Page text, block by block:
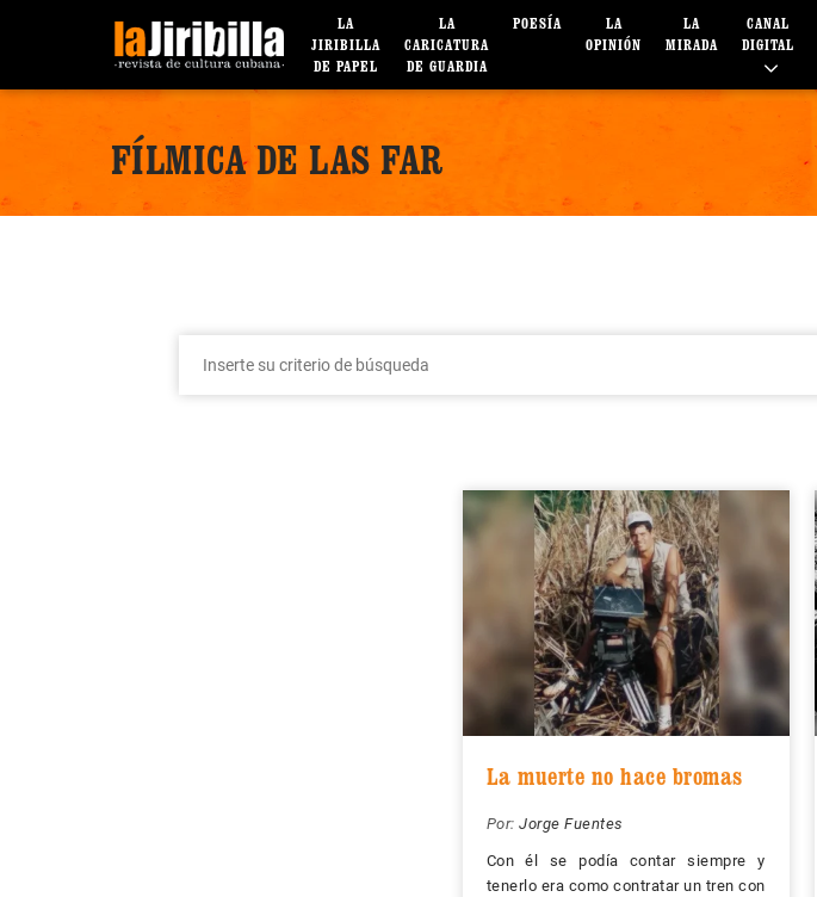
LA
JIRIBILLA
DE PAPEL
LA
CARICATURA
DE GUARDIA
POESÍA
LA
OPINIÓN
LA
MIRADA
CANAL
DIGITAL
FÍLMICA DE LAS FAR
La muerte no hace bromas
Por: Jorge Fuentes
Con él se podía contar siempre y
tenerlo era como contratar un tren con